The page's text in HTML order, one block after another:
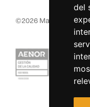
del
©2026 MacInsular.